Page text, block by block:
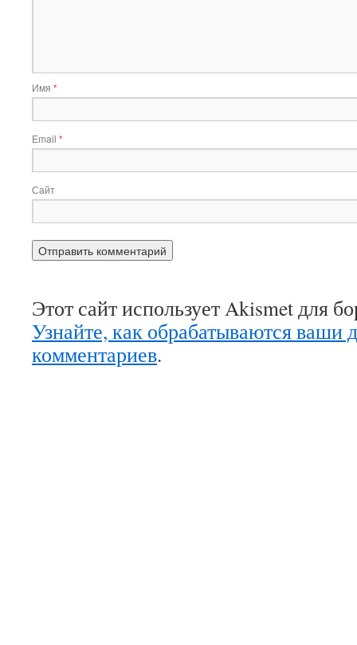
Имя *
Email *
Сайт
Этот сайт использует Akismet для
Узнайте, как обрабатываются ваши
комментариев.